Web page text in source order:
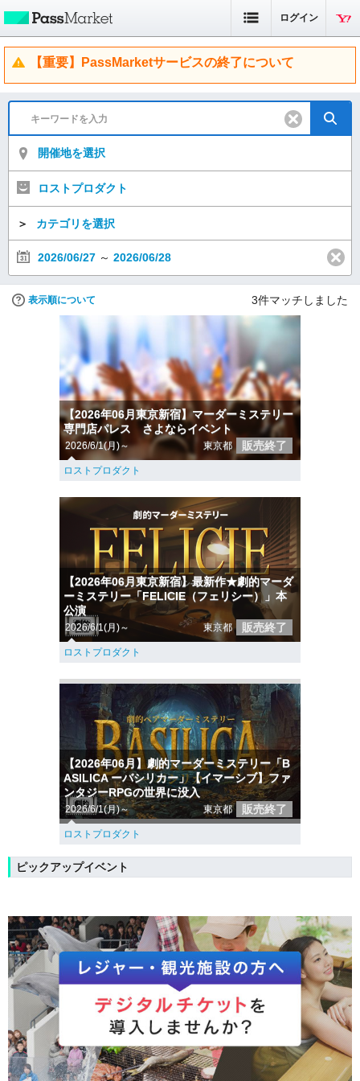
ログイン
【重要】PassMarketサービスの終了について
開催地を選択
ロストプロダクト
＞ カテゴリを選択
2026/06/27 ～ 2026/06/28
表示順について 3件マッチしました
【2026年06月東京新宿】マーダーミステリー
専門店パレス さよならイベント
2026/6/1(月)～ 東京都 販売終了
ロストプロダクト
【2026年06月東京新宿】最新作★劇的マーダ
ーミステリー「FELICIE（フェリシー）」本
公演
2026/6/1(月)～ 東京都 販売終了
ロストプロダクト
【2026年06月】劇的マーダーミステリー「B
ASILICA ーバシリカー」【イマーシブ】ファ
ンタジーRPGの世界に没入
2026/6/1(月)～ 東京都 販売終了
ロストプロダクト
ピックアップイベント